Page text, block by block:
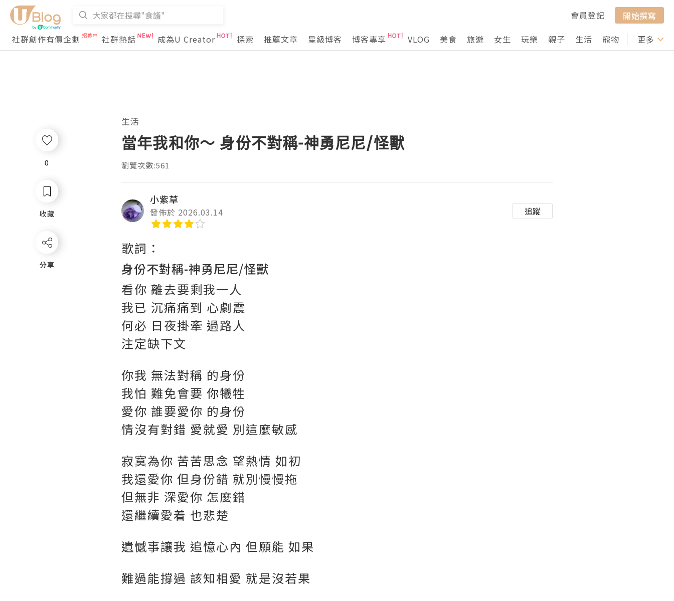
會員登記
開始撰寫
社群創作有價企劃
社群熱話 成為U Creator 探索 推薦文章 星級博客 博客專享 VLOG 美食 旅遊 女生 玩樂 親子 生活 寵物 行山 打卡
更多
0
收藏
分享
生活
當年我和你～ 身份不對稱-神勇尼尼/怪獸
瀏覽次數:561
小紫草
發佈於 2026.03.14 追蹤
歌詞：
身份不對稱-神勇尼尼/怪獸
看你 離去要剩我一人
我已 沉痛痛到 心劇震
何必 日夜掛牽 過路人
注定缺下文
你我 無法對稱 的身份
我怕 難免會要 你犧牲
愛你 誰要愛你 的身份
情沒有對錯 愛就愛 別這麼敏感
寂寞為你 苦苦思念 望熱情 如初
我還愛你 但身份錯 就別慢慢拖
但無非 深愛你 怎麼錯
還繼續愛着 也悲楚
遺憾事讓我 追憶心內 但願能 如果
難過能撐過 該知相愛 就是沒若果
0
收藏
分享